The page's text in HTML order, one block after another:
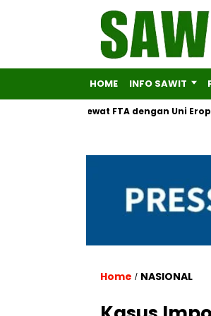
HOME INFO SAWIT
Lewat FTA dengan Uni Eropa
Home / NASIONAL